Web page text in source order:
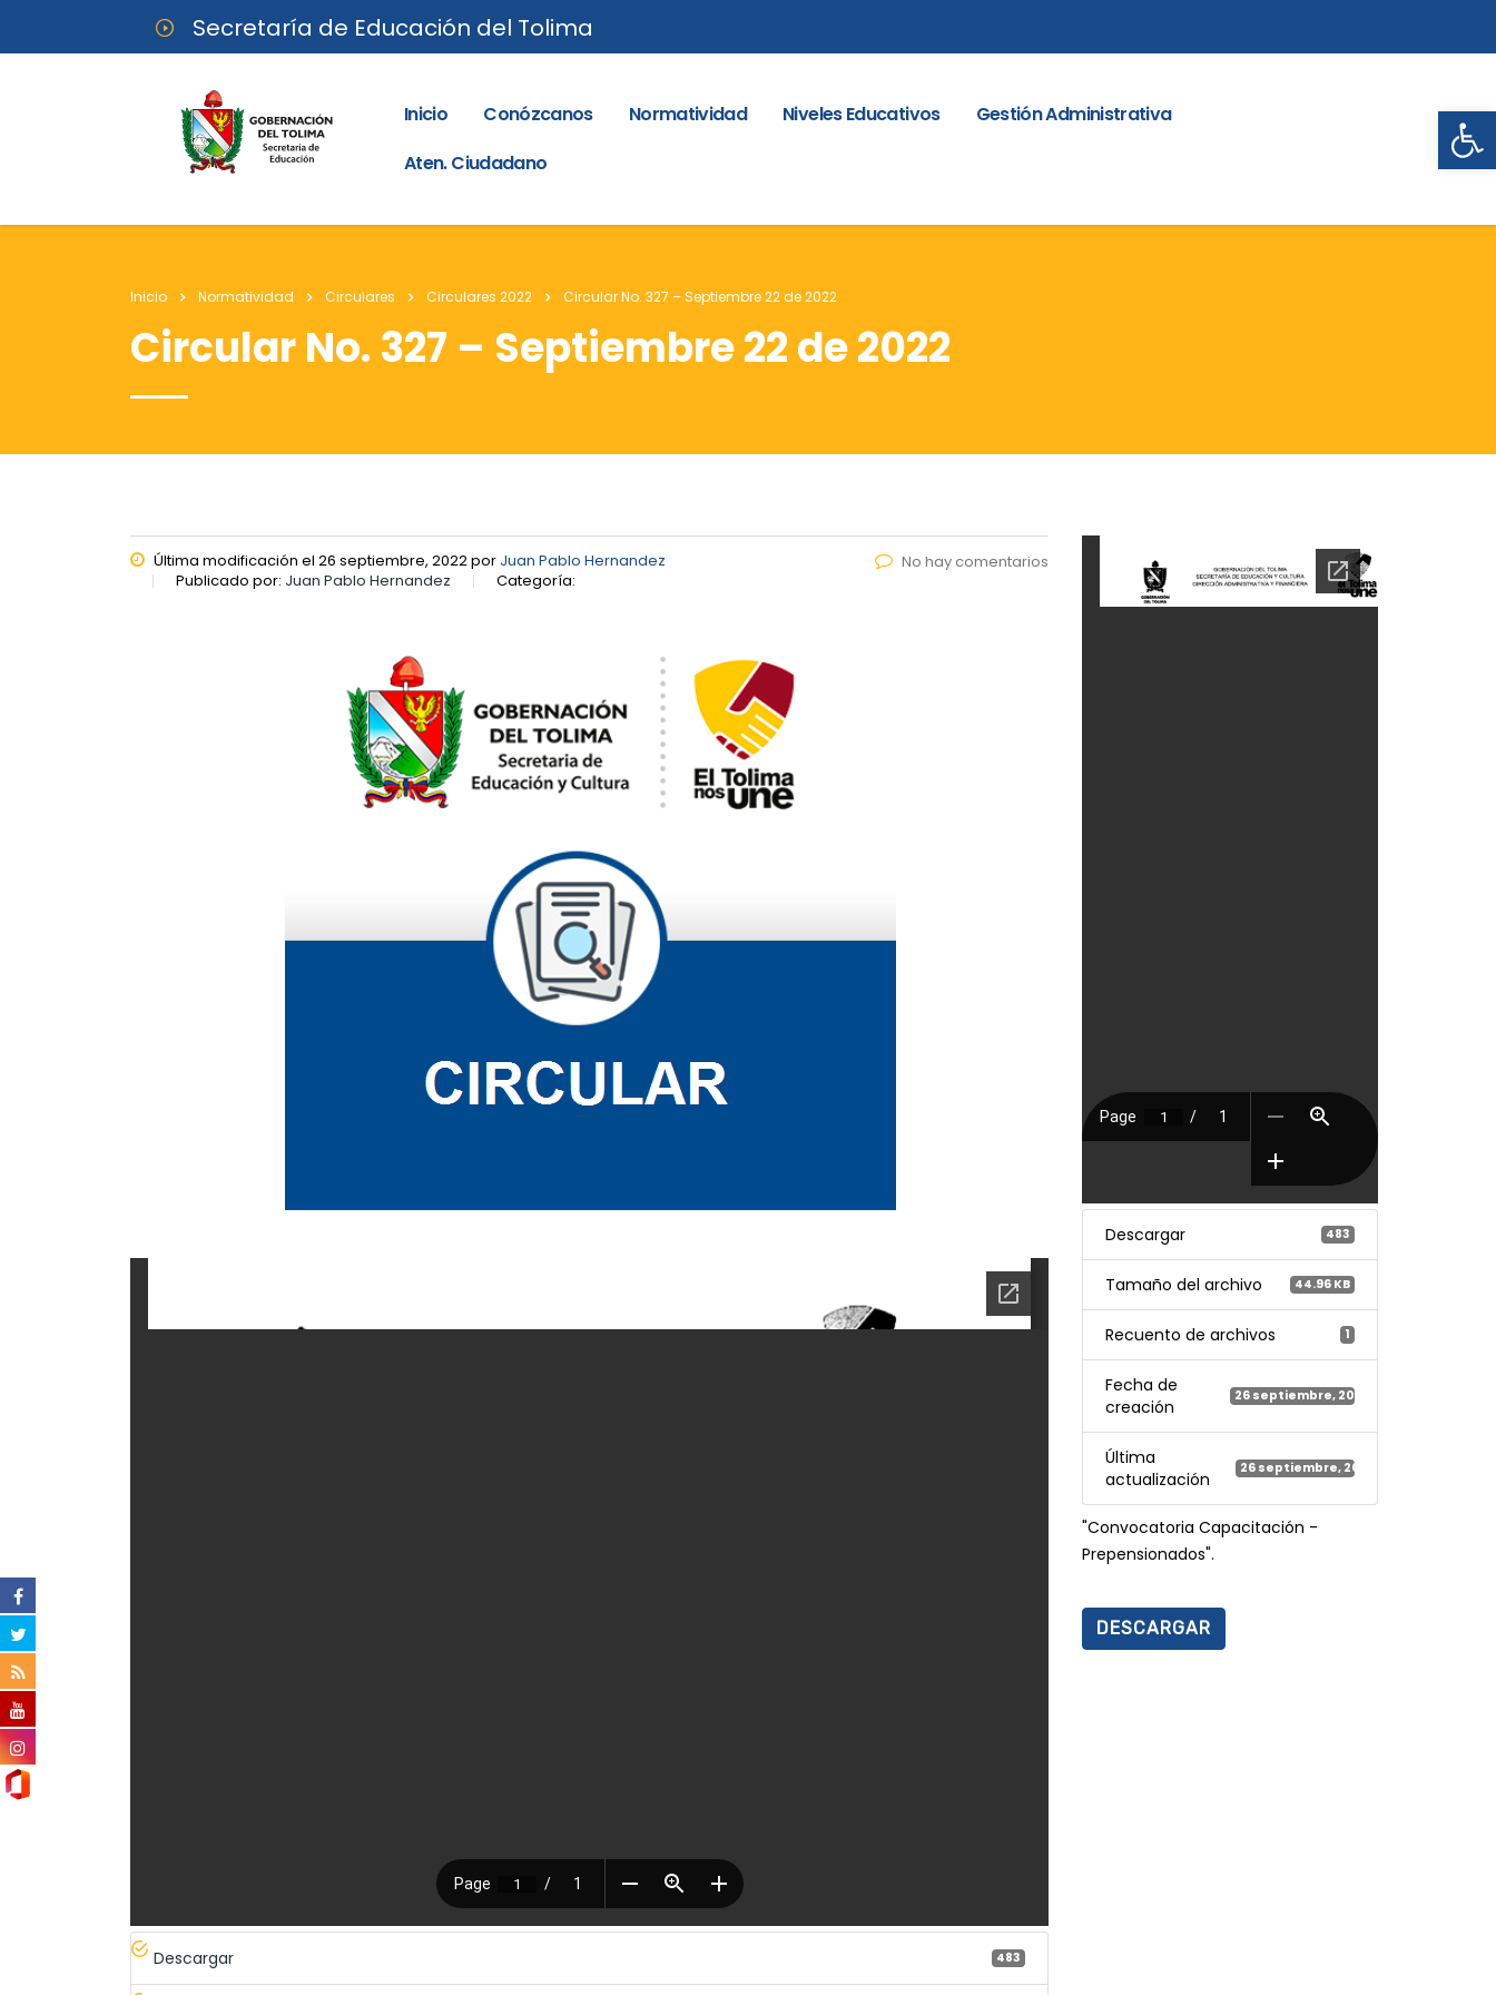
Secretaría de Educación del Tolima
Inicio Conózcanos Normatividad Niveles Educativos
Gestión Administrativa
Aten. Ciudadano
Inicio Normatividad Circulares Circulares 2022 Circular No. 327 – Septiembre 22 de 2022
Circular No. 327 – Septiembre 22 de 2022
Última modificación el 26 septiembre, 2022 por Juan Pablo Hernandez
Publicado por: Juan Pablo Hernandez Categoría:
No hay comentarios
Descargar 483
Descargar 483
Tamaño del archivo 44.96 KB
Recuento de archivos 1
Fecha de
creación
26 septiembre, 2022
Última
actualización
26 septiembre, 2022
"Convocatoria Capacitación -
Prepensionados".
DESCARGAR